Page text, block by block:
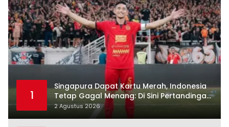
1
Singapura Dapat Kartu Merah, Indonesia
Tetap Gagal Menang: Di Sini Pertandingan
Berbelok
2 Agustus 2026